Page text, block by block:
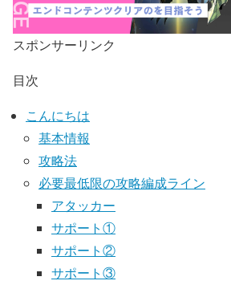
スポンサーリンク
目次
こんにちは
基本情報
攻略法
必要最低限の攻略編成ライン
アタッカー
サポート①
サポート②
サポート③